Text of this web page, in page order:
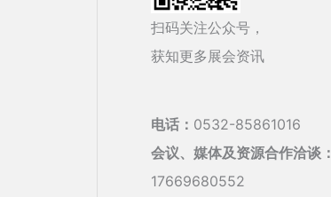
扫码关注公众号，
获知更多展会资讯
电话： 0532-85861016
会议、媒体及资源合作洽谈：
17669680552